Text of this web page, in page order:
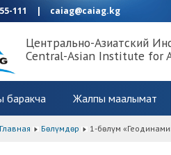
111 | caiag@caiag.kg
Центрально-Азиатский
Central-Asian Institute for
баракча Жалпы маалымат
Главная Бөлүмдөр 1-бөлүм